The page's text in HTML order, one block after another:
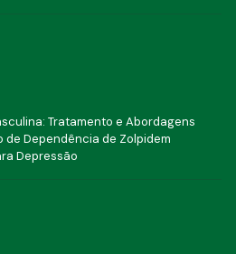
Tratamento e Abordagens
de Dependência de Zolpidem
Depressão